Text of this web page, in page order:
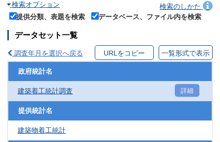
検索オプション
検索のしかた
提供分類、表題を検索
データベース、ファイル内を検索
データセット一覧
調査年月を選択へ戻る URLをコピー 一覧形式で表示
政府統計名
建築着工統計調査 詳細
提供統計名
建築物着工統計